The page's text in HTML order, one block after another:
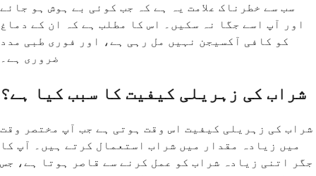
سب سے خطرناک علامت یہ ہے کہ جب کوئی بے ہوش ہو جائے
اور آپ اسے جگا نہ سکیں۔ اس کا مطلب ہے کہ ان کے دماغ
کو کافی آکسیجن نہیں مل رہی ہے، اور فوری طبی مدد
ضروری ہے۔
شراب کی زہریلی کیفیت کا سبب کیا ہے؟
شراب کی زہریلی کیفیت اس وقت ہوتی ہے جب آپ مختصر وقت
میں زیادہ مقدار میں شراب استعمال کرتے ہیں۔ آپ کا
جگر اتنی زیادہ شراب کو عمل کرنے سے قاصر ہوتا ہے، جس